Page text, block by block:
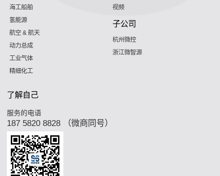
海工船舶
氢能源
航空 & 航天
动力总成
工业气体
精细化工
视频
子公司
杭州微控
浙江微智源
了解自己
服务的电语
187 5820 8828 （微商同号）